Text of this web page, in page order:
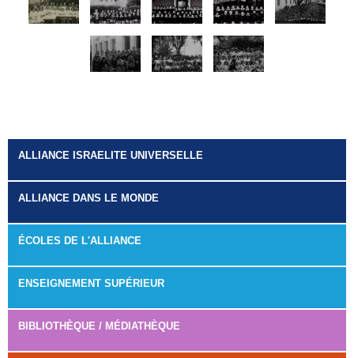
ALLIANCE ISRAELITE UNIVERSELLE
ALLIANCE DANS LE MONDE
ÉCOLES DE L'ALLIANCE
ENSEIGNEMENT SUPÉRIEUR
BIBLIOTHÈQUE / MÉDIATHÈQUE